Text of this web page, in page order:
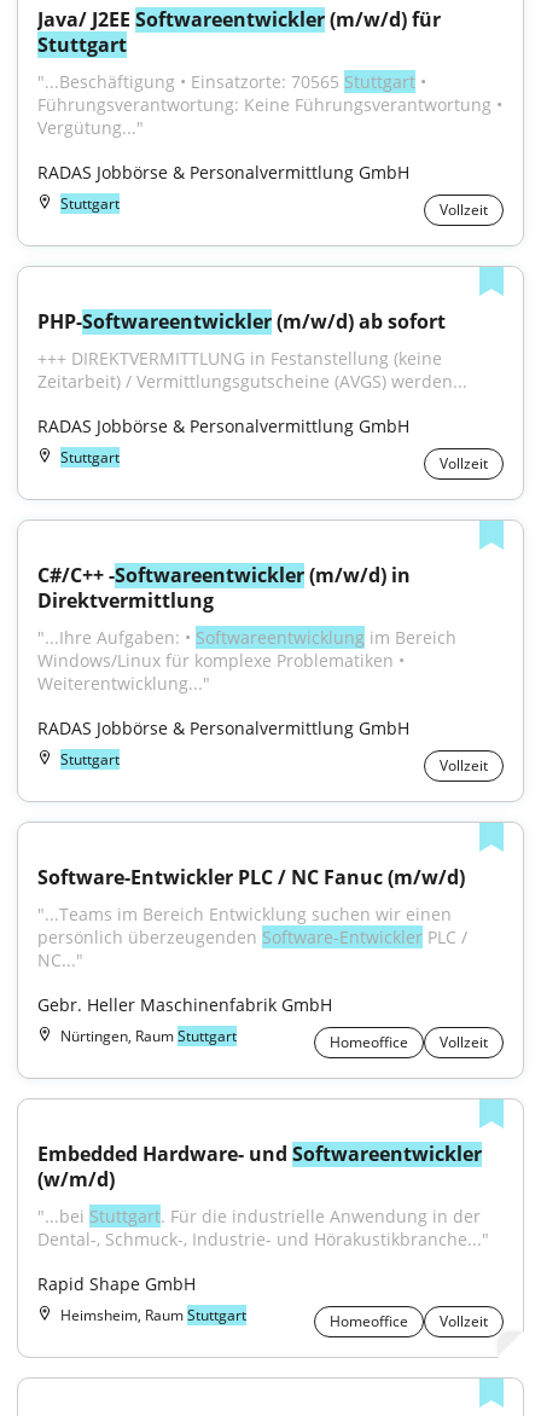
Java/ J2EE Softwareentwickler
Stuttgart
"...Beschäftigung • Einsatzorte: 70565 Stuttgart •
Führungsverantwortung: Keine Führungsverantwortung •
Vergütung..."
RADAS Jobbörse & Personalvermittlung GmbH
Stuttgart Vollzeit
PHP-Softwareentwickler (m/w/d) ab sofort
+++ DIREKTVERMITTLUNG in Festanstellung (keine
Zeitarbeit) / Vermittlungsgutscheine (AVGS) werden...
RADAS Jobbörse & Personalvermittlung GmbH
Stuttgart Vollzeit
C#/C++ -Softwareentwickler (m/w/d) in
Direktvermittlung
"...Ihre Aufgaben: • Softwareentwicklung im Bereich
Windows/Linux für komplexe Problematiken •
Weiterentwicklung..."
RADAS Jobbörse & Personalvermittlung GmbH
Stuttgart Vollzeit
Software-Entwickler PLC / NC Fanuc (m/w/d)
"...Teams im Bereich Entwicklung suchen wir einen
persönlich überzeugenden Software-Entwickler PLC /
NC..."
Gebr. Heller Maschinenfabrik GmbH
Nürtingen, RaumStuttgart Homeoffice Vollzeit
Embedded Hardware- und Softwareentwickler
(w/m/d)
"...bei Stuttgart. Für die industrielle Anwendung in der
Dental-, Schmuck-, Industrie- und Hörakustikbranche..."
Rapid Shape GmbH
Heimsheim, RaumStuttgart Homeoffice Vollzeit